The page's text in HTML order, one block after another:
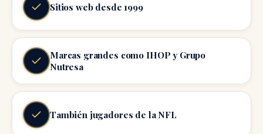
Sitios web desde 1999
Marcas grandes como IHOP y Grupo
Nutresa
También jugadores de la NFL